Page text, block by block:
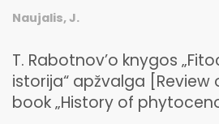
Naujalis, J.
T. Rabotnov’o knygos
istorija“ apžvalga [Review
book „History of